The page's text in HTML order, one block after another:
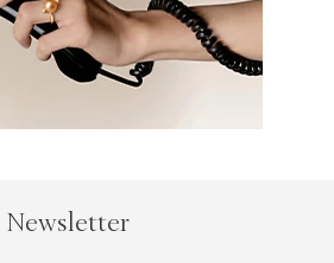
Newsletter